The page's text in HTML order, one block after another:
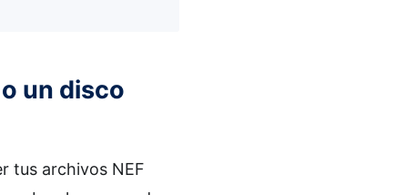
un disco
tus archivos NEF